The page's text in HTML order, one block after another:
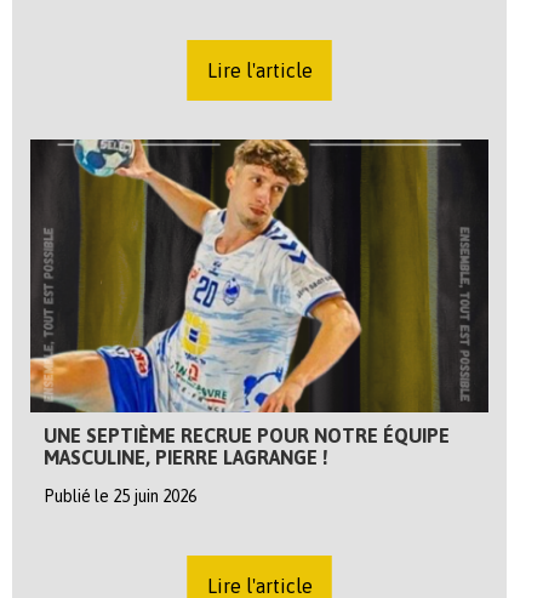
Lire l'article
UNE SEPTIÈME RECRUE POUR NOTRE ÉQUIPE
MASCULINE, PIERRE LAGRANGE !
Publié le 25 juin 2026
Lire l'article